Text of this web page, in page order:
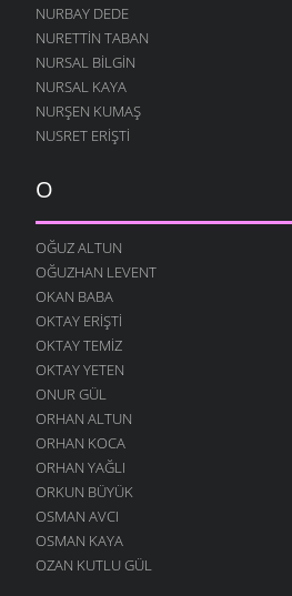
NURBAY DEDE
NURETTIN TABAN
NURSAL BILGIN
NURSAL KAYA
NURŞEN KUMAŞ
NUSRET ERIŞTI
O
OĞUZ ALTUN
OĞUZHAN LEVENT
OKAN BABA
OKTAY ERIŞTI
OKTAY TEMIZ
OKTAY YETEN
ONUR GÜL
ORHAN ALTUN
ORHAN KOCA
ORHAN YAĞLI
ORKUN BÜYÜK
OSMAN AVCI
OSMAN KAYA
OZAN KUTLU GÜL